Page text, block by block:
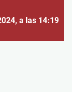
, a las 14:19